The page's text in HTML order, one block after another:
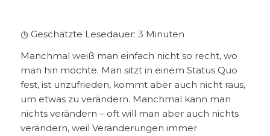
◷ Geschätzte Lesedauer: 3 Minuten
Manchmal weiß man einfach nicht so recht, wo
man hin möchte. Man sitzt in einem Status Quo
fest, ist unzufrieden, kommt aber auch nicht raus,
um etwas zu verändern. Manchmal kann man
nichts verändern – oft will man aber auch nichts
verändern, weil Veränderungen immer